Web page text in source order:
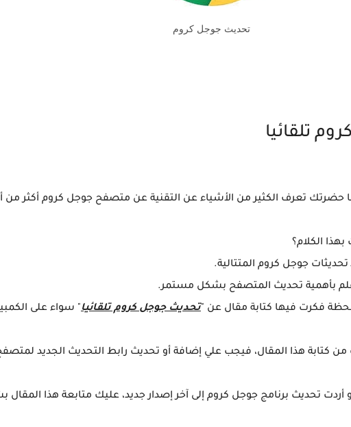
تحديث جوجل كروم
تلقائيا
حضرتك تعرف الكثير من الأشياء عن التقنية عن متصفح جوجل كروم أكثر من
بهذا الكلام؟
تحديثات جوجل كروم المتتالية.
علم بأهمية تحديث المتصفح بشكل مستمر.
لحظة فكرت فيها كتابة مقال عن "تحديث جوجل كروم تلقائيا" سواء على
من كتابة هذا المقال، فيجب علي إضافة أو تحديث رابط التحديث الجديد
تحديث برنامج جوجل كروم إلى آخر إصدار جديد، عليك متابعة هذا المقال